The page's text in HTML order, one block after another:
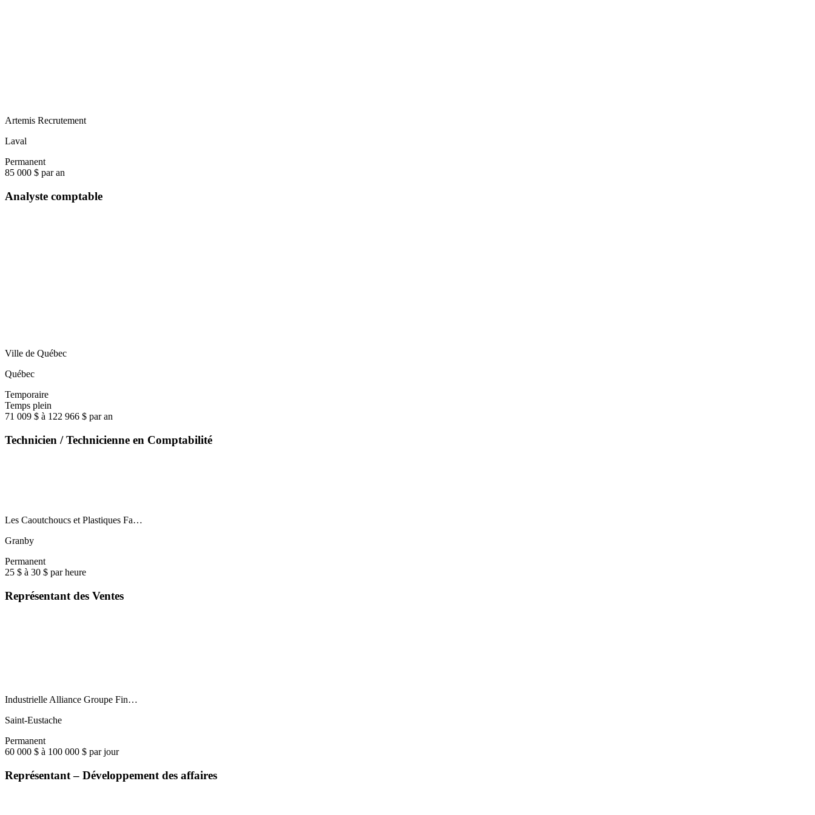
Artemis Recrutement
Laval
Permanent
85 000 $ par an
Analyste comptable
Ville de Québec
Québec
Temporaire
Temps plein
71 009 $ à 122 966 $ par an
Technicien / Technicienne en Comptabilité
Les Caoutchoucs et Plastiques Fa…
Granby
Permanent
25 $ à 30 $ par heure
Représentant des Ventes
Industrielle Alliance Groupe Fin…
Saint-Eustache
Permanent
60 000 $ à 100 000 $ par jour
Représentant – Développement des affaires